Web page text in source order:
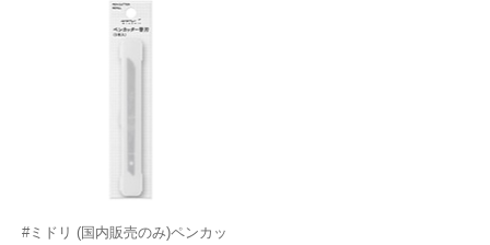
#ミドリ (国内販売のみ)ペンカッ